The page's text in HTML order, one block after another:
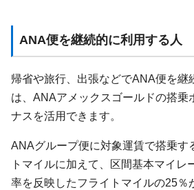
ANA便を継続的に利用する人
帰省や旅行、出張などでANA便を継
は、ANAアメックスゴールドの搭乗
ナスを活用できます。
ANAグループ便に対象運賃で搭乗す
トマイルに加えて、区間基本マイレ
率を反映したフライトマイルの25％